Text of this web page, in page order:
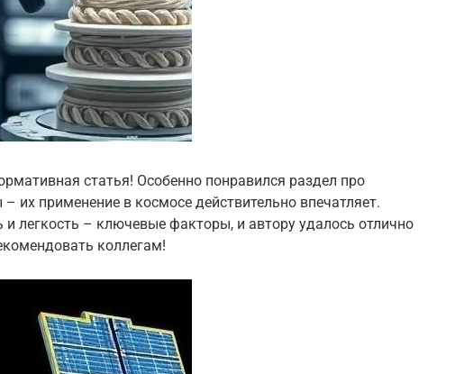
статья! Особенно понравился раздел про
их применение в космосе действительно впечатляет.
и легкость – ключевые факторы, и автору удалось отлично
коллегам!